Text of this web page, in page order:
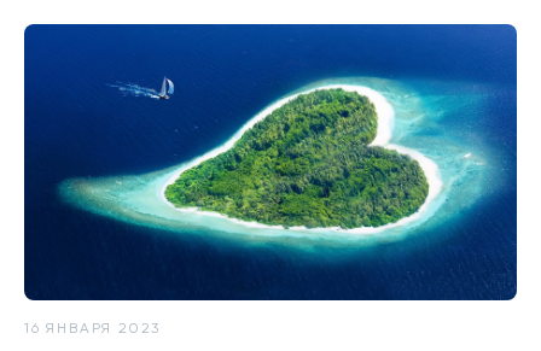
16 ЯНВАРЯ 2023